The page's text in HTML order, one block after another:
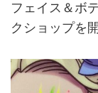
フェイス＆ボ
クショップを